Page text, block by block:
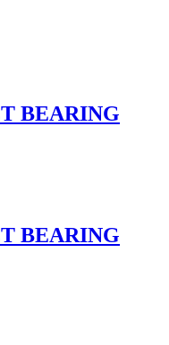
BEARING
BEARING